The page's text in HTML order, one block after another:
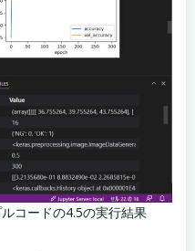
コードの4.5の実行結果